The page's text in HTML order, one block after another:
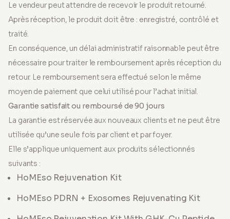
Le vendeur peut attendre de recevoir le produit retourné.
Après réception, le produit doit être : enregistré, contrôlé et
traité.
En conséquence, un délai administratif raisonnable peut être
nécessaire pour traiter le remboursement après réception du
retour. Le remboursement sera effectué selon le même
moyen de paiement que celui utilisé pour l’achat initial.
Garantie satisfait ou remboursé de 90 jours
La garantie est réservée aux nouveaux clients et ne peut être
utilisée qu’une seule fois par client et par foyer.
Elle s’applique uniquement aux produits sélectionnés
suivants :
HoMEso Rejuvenation Kit
HoMEso PDRN + Exosomes Rejuvenating Kit